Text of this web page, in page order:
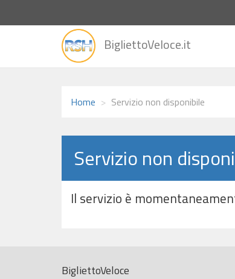
alla
BigliettoVeloce.it
Home Servizio non disponibile
Servizio non
Il servizio è
BigliettoVeloce